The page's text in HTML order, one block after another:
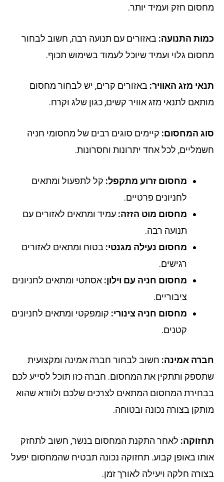
חזק ועמיד יותר.
התנועה:באזורים עם תנועה רבה, חשוב לבחור
גלוי ועמיד שיוכל לעמוד בשימוש תכוף.
מזג האוויר:באזורים קרים, יש לבחור מחסום
לתנאי מזג אוויר קשים, כגון שלג וקרח.
המחסום:קיימים סוגים רבים של מחסומי חניה
לכל אחד יתרונות וחסרונות.
מחסום זרוע מתקפל:קל לתפעול ומתאים
לחניונים פרטיים.
מחסום מוט הזזה:עמיד ומתאים לאזורים עם
תנועה רבה.
מחסום נעילה מגנטי:בטוח ומתאים לאזורים
רגישים.
מחסום חניה עם וילון: אסתטי ומתאים לחניונים
ציבוריים.
מחסום חניה צינורי:קומפקטי ומתאים לחניונים
קטנים.
אמינה:חשוב לבחור חברה אמינה ומקצועית
ותתקין את המחסום. חברה כזו תוכל לסייע לכם
המחסום המתאים לצרכים שלכם ולוודא שהוא
בצורה נכונה ובטוחה.
לאחר התקנת המחסום בנשר, חשוב לתחזק
באופן קבוע. תחזוקה נכונה תבטיח שהמחסום יפעל
חלקה ויעילה לאורך זמן.